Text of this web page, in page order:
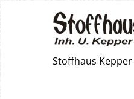
Stoffhaus